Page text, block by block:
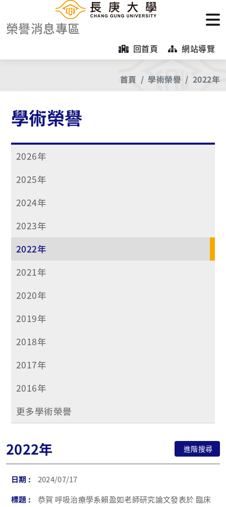
榮譽消息專區
回首頁 網站導覽
首頁 學術榮譽 2022年
學術榮譽
2026年
2025年
2024年
2023年
2022年
2021年
2020年
2019年
2018年
2017年
2016年
更多學術榮譽
2022年 進階搜尋
2024/07/17
恭賀 呼吸治療學系賴盈如老師研究論文發表於 臨床